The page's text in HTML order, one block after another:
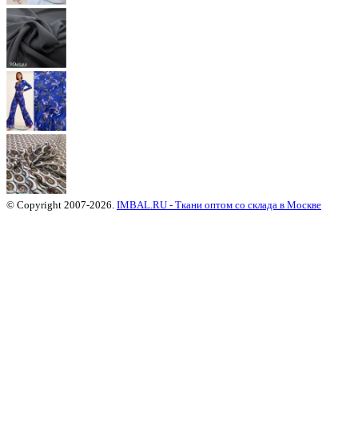
© Copyright 2007-2026. IMBAL.RU - Ткани оптом со склада в Москве